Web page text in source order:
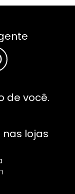
de você.
lojas